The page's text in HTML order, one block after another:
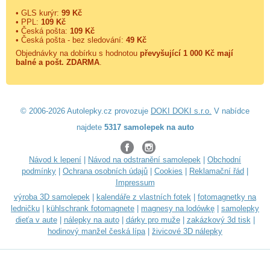
• GLS kurýr: 99 Kč
• PPL: 109 Kč
• Česká pošta: 109 Kč
• Česká pošta - bez sledování: 49 Kč
Objednávky na dobírku s hodnotou převyšující 1 000 Kč mají
balné a pošt. ZDARMA
© 2006-2026 Autolepky.cz provozuje DOKI DOKI s.r.o. V nabídce
najdete 5317 samolepek na auto
Návod k lepení Návod na odstranění samolepek
Obchodní
podmínky
Ochrana osobních údajů Cookies Reklamační řád
Impressum
výroba 3D samolepek
kalendáře z vlastních fotek
fotomagnetky na
ledničku
kühlschrank fotomagnete magnesy na lodówkę
samolepky
dieťa v aute| nálepky na auto| dárky pro muže| zakázkový 3d tisk|
hodinový manžel česká lípa| živicové 3D nálepky